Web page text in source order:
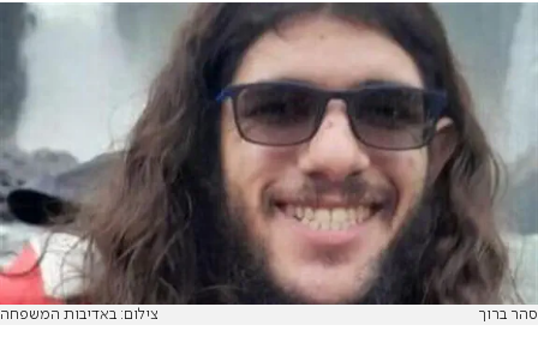
סהר ברוך צילום: באדיבות המשפחה